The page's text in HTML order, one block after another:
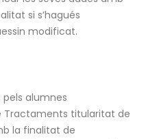
si s’hagués
modificat.
pels alumnes
Tractaments titularitat de
la finalitat de